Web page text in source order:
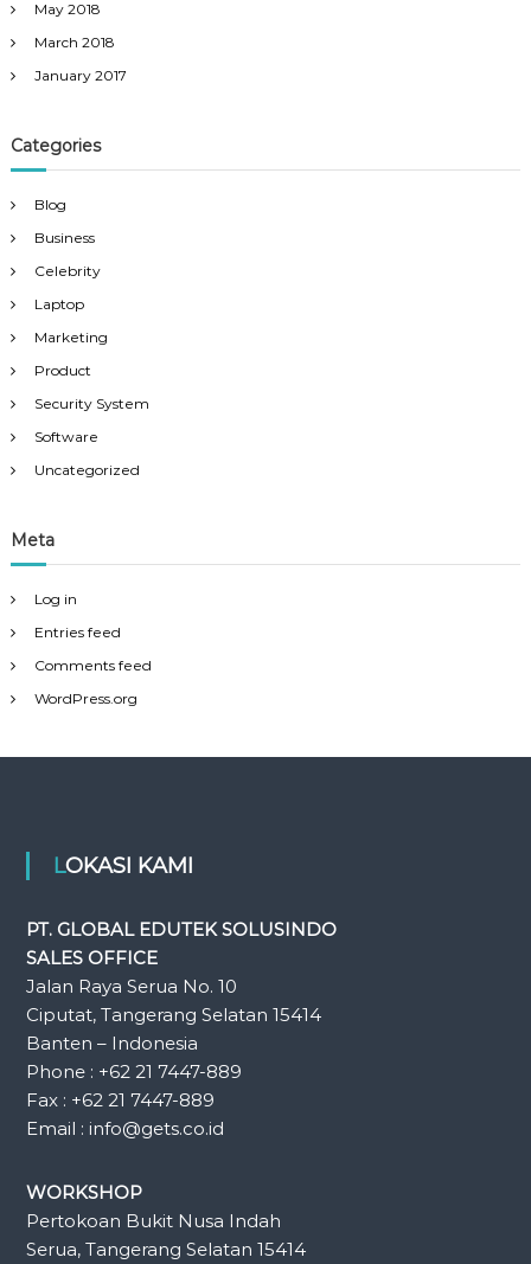
May 2018
March 2018
January 2017
Categories
Blog
Business
Celebrity
Laptop
Marketing
Product
Security System
Software
Uncategorized
Meta
Log in
Entries feed
Comments feed
WordPress.org
LOKASI KAMI
PT. GLOBAL EDUTEK SOLUSINDO
SALES OFFICE
Jalan Raya Serua No. 10
Ciputat, Tangerang Selatan 15414
Banten – Indonesia
Phone : +62 21 7447-889
Fax : +62 21 7447-889
Email : info@gets.co.id
WORKSHOP
Pertokoan Bukit Nusa Indah
Serua, Tangerang Selatan 15414